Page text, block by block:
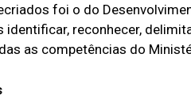
foi o do
identificar, reconhecer,
as competências do